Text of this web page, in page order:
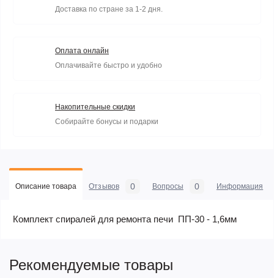
Доставка по стране за 1-2 дня.
Оплата онлайн
Оплачивайте быстро и удобно
Накопительные скидки
Собирайте бонусы и подарки
Описание товара Отзывов 0 Вопросы 0 Информация
Комплект спиралей для ремонта печи ПП-30 - 1,6мм
Рекомендуемые товары